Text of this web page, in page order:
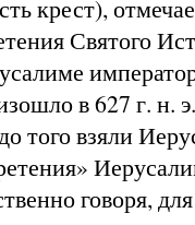
крест),
Святого
в 627 г. н.
того взяли
говоря,